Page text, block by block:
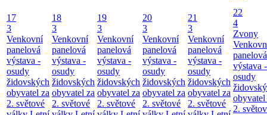
17
3
Venkovní
panelová
výstava -
osudy
židovských
obyvatel za
2. světové
18
3
Venkovní
panelová
výstava -
osudy
židovských
obyvatel za
2. světové
19
3
Venkovní
panelová
výstava -
osudy
židovských
obyvatel za
2. světové
20
3
Venkovní
panelová
výstava -
osudy
židovských
obyvatel za
2. světové
21
3
Venkovní
panelová
výstava -
osudy
židovských
obyvatel za
2. světové
22
4
Zvony
panelová
výstava -
osudy
obyvatel
2.